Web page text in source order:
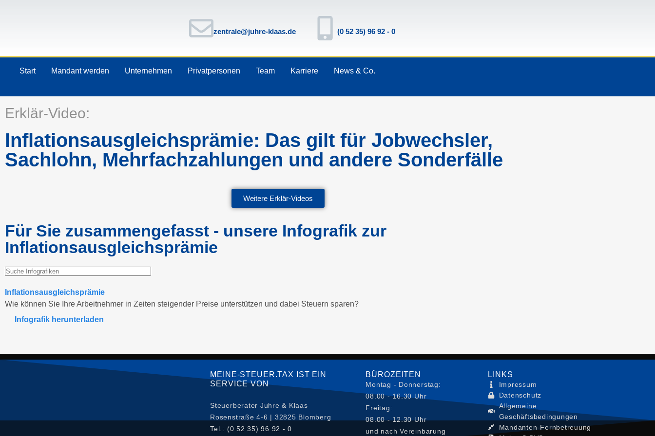
zentrale@juhre-klaas.de (0 52 35) 96 92 - 0
Start Mandant werden Unternehmen Privatpersonen Team Karriere News & Co.
Erklär-Video:
Inflationsausgleichsprämie: Das gilt für Jobwechsler,
Sachlohn, Mehrfachzahlungen und andere Sonderfälle
Weitere Erklär-Videos
Für Sie zusammengefasst - unsere Infografik zur
Inflationsausgleichsprämie
Inflationsausgleichsprämie
Wie können Sie Ihre Arbeitnehmer in Zeiten steigender Preise unterstützen und dabei Steuern sparen?
Infografik herunterladen
MEINE-STEUER.TAX IST EIN
SERVICE VON
Steuerberater Juhre & Klaas
Rosenstraße 4-6 | 32825 Blomberg
Tel.: (0 52 35) 96 92 - 0
BÜROZEITEN
Montag - Donnerstag:
08.00 - 16.30 Uhr
Freitag:
08.00 - 12.30 Uhr
und nach Vereinbarung
LINKS
Impressum
Datenschutz
Allgemeine
Geschäftsbedingungen
Mandanten-Fernbetreuung